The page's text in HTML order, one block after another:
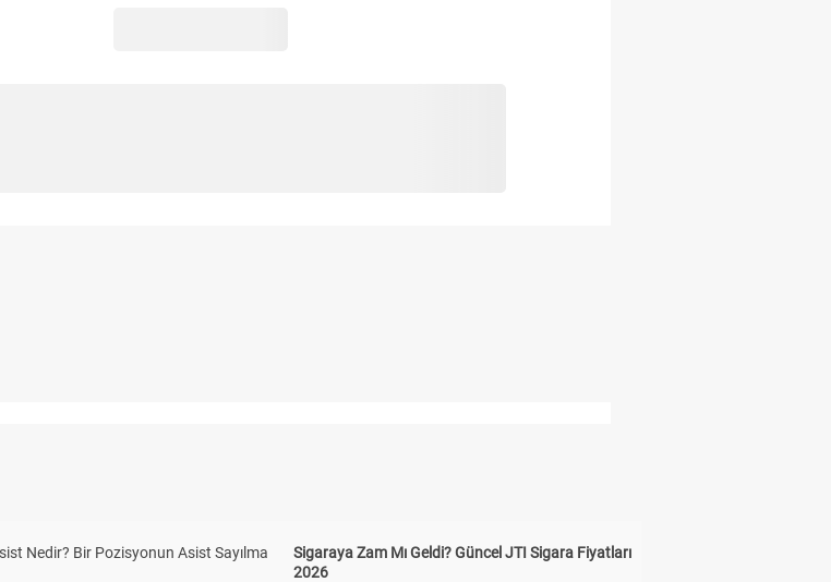
Nedir? Bir Pozisyonun Asist Sayılma
Sigaraya Zam Mı Geldi? Güncel JTI Sigara Fiyatları
2026